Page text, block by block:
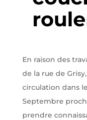
En raison des
de la rue de
circulation dans
Septembre
prendre